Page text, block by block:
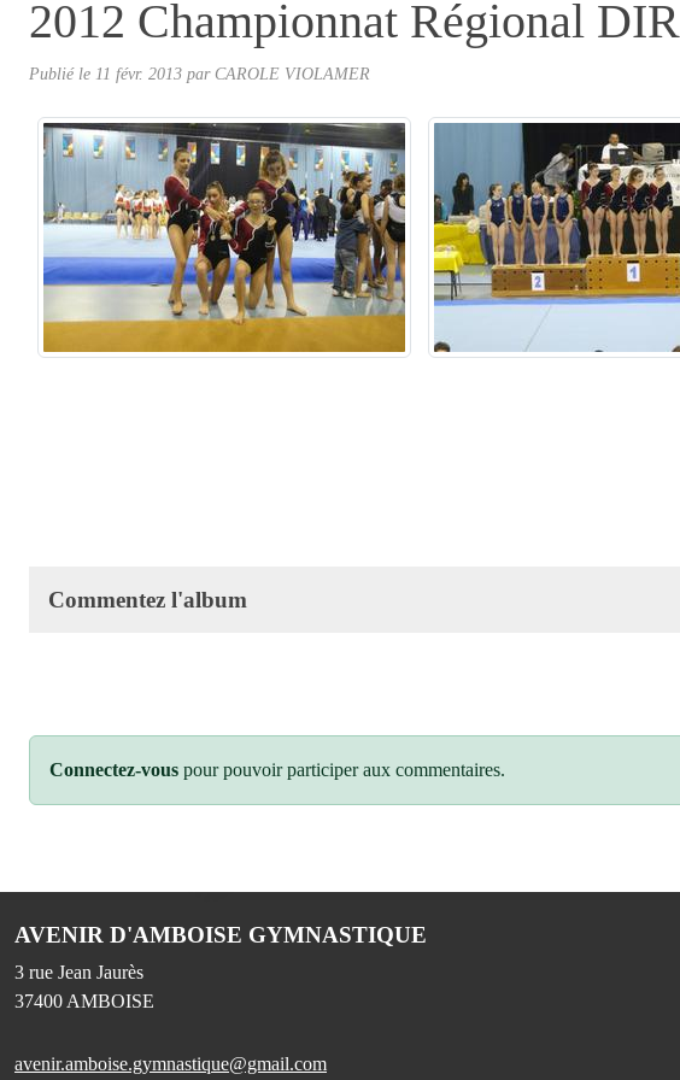
2012 Championnat Régional DIR
Publié le 11 févr. 2013 par CAROLE VIOLAMER
Commentez l'album
Connectez-vous pour pouvoir participer aux commentaires.
AVENIR D'AMBOISE GYMNASTIQUE
3 rue Jean Jaurès
37400 AMBOISE
avenir.amboise.gymnastique@gmail.com